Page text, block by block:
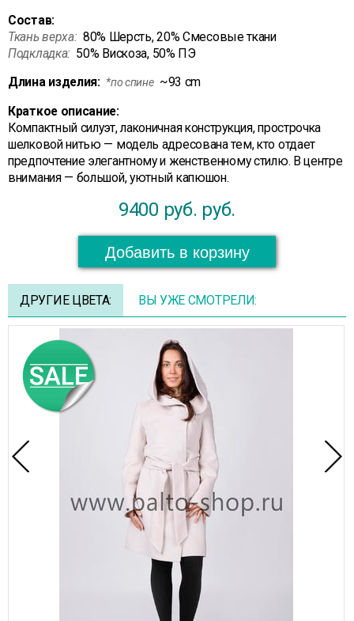
Состав:
Ткань верха: 80% Шерсть, 20% Смесовые ткани
Подкладка: 50% Вискоза, 50% ПЭ
Длина изделия: *по спине ~93 cm
Краткое описание:
Компактный силуэт, лаконичная конструкция, прострочка
шелковой нитью — модель адресована тем, кто отдает
предпочтение элегантному и женственному стилю. В центре
внимания — большой, уютный капюшон.
9400 руб. руб.
Добавить в корзину
ДРУГИЕ ЦВЕТА: ВЫ УЖЕ СМОТРЕЛИ: